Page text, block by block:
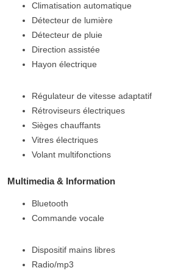
Climatisation automatique
Détecteur de lumière
Détecteur de pluie
Direction assistée
Hayon électrique
Régulateur de vitesse adaptatif
Rétroviseurs électriques
Sièges chauffants
Vitres électriques
Volant multifonctions
Multimedia & Information
Bluetooth
Commande vocale
Dispositif mains libres
Radio/mp3